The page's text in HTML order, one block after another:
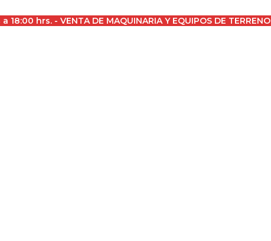
hrs. - VENTA DE MAQUINARIA Y EQUIPOS DE TERRENO